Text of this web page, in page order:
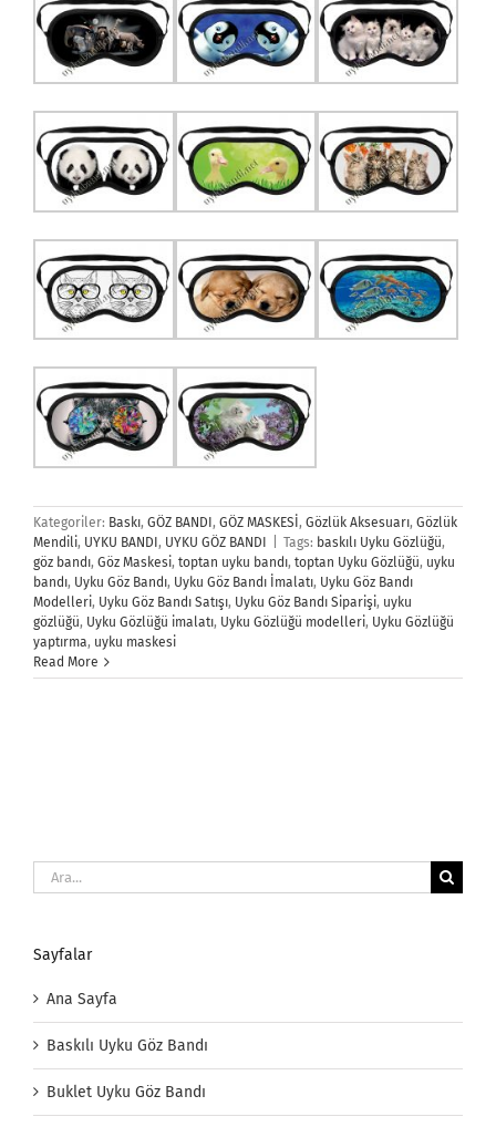
Kategoriler: Baskı, GÖZ BANDI , GÖZ MASKESİ , Gözlük Aksesuarı, Gözlük
Mendili, UYKU BANDI , UYKU GÖZ BANDI Tags: baskılı Uyku Gözlüğü,
göz bandı, Göz Maskesi, toptan uyku bandı, toptan Uyku Gözlüğü, uyku
bandı, Uyku Göz Bandı, Uyku Göz Bandı İmalatı, Uyku Göz Bandı
Modelleri, Uyku Göz Bandı Satışı, Uyku Göz Bandı Siparişi, uyku
gözlüğü, Uyku Gözlüğü imalatı, Uyku Gözlüğü modelleri, Uyku Gözlüğü
yaptırma, uyku maskesi
Read More
Ara:
Sayfalar
Ana Sayfa
Baskılı Uyku Göz Bandı
Buklet Uyku Göz Bandı